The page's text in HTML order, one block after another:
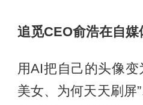
追觅CEO俞浩在自
用AI把自己的头像变
美女、为何天天刷屏